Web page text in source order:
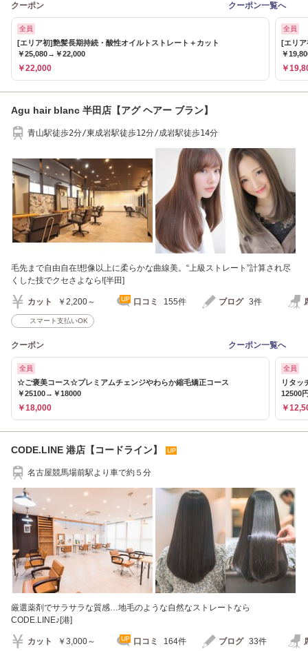
クーポン クーポン一覧へ
全員
[エリア初]艶髪長期持続・酸性オイルトストレート＋カット
￥25,080→￥22,000
￥22,000
全員
[エリ
￥
￥
Agu hair blanc 半田店【アグ ヘアー ブラン】
青山駅徒歩2分/東成岩駅徒歩12分/成岩駅徒歩14分
毛先まで自由自在!想像以上に柔らかな曲線美。“上級ストレート”計算され尽
くした技でクセさよなら![半田]
カット ￥2,200～ 口コミ 155件 ブログ 3件
スマート支払いOK
クーポン クーポン一覧へ
全員
☆ご褒美コース☆プレミアムチェンジやわらか縮毛矯正コース
￥25100→￥18000
￥18,000
全員
リタッ
12500
￥
CODE.LINE 港店【コードライン】
名古屋競馬場前駅より車で約５分
厳選薬剤でサラサラな質感…地毛のような自然なストレートなら
CODE.LINE♪[港]
カット ￥3,000～ 口コミ 164件 ブログ 33件